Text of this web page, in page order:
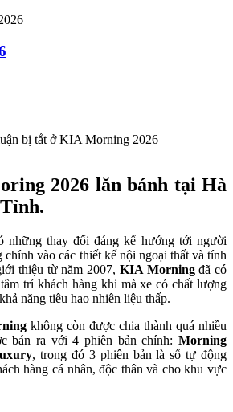
bị tắtở KIA Morning 2026
2026 lăn bánh tại Hà
những thay đổi đáng kể hướng tới người
chính vào các thiết kế nội ngoại thất và tính
thiệu từ năm 2007, KIA Morningđã có
trí khách hàng khi mà xe có chất lượng
năng tiêu hao nhiên liệu thấp.
không còn được chia thành quá nhiều
bán ra với 4 phiên bản chính: Morning
, trong đó 3 phiên bản là số tự động
hàng cá nhân, độc thân và cho khu vực